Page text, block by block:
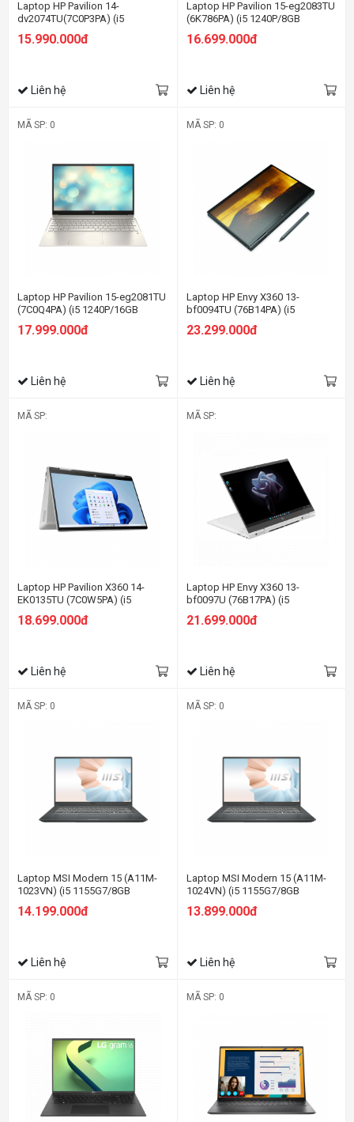
Laptop HP Pavilion 14-
dv2074TU(7C0P3PA) (i5
1235U/8GB RAM/512GB SSD/14
FHD/Win11/Vàng)
15.990.000đ
Liên hệ
Laptop HP Pavilion 15-eg2083TU
(6K786PA) (i5 1240P/8GB
RAM/512GB SSD/15.6
FHD/Win11/Bạc)
16.699.000đ
Liên hệ
MÃ SP: 0
Laptop HP Pavilion 15-eg2081TU
(7C0Q4PA) (i5 1240P/16GB
FHD/Win11/Vàng)
17.999.000đ
Liên hệ
MÃ SP: 0
Laptop HP Envy X360 13-
bf0094TU (76B14PA) (i5
SSD/13.3 QHD Cảm
23.299.000đ
Liên hệ
MÃ SP:
Laptop HP Pavilion X360 14-
EK0135TU (7C0W5PA) (i5
1235U/8GB RAM/512GB SSD/14
FHD Cảm ứng/Bút/Win11/Bạc)
18.699.000đ
Liên hệ
MÃ SP:
Laptop HP Envy X360 13-
bf0097U (76B17PA) (i5
1230U/8GB RAM/512GB
SSD/13.3 QHD Cảm
21.699.000đ
Liên hệ
MÃ SP: 0
Laptop MSI Modern 15 (A11M-
1023VN) (i5 1155G7/8GB
FHD/Win11/ Vỏ nhôm/Xám)
14.199.000đ
Liên hệ
MÃ SP: 0
Laptop MSI Modern 15 (A11M-
1024VN) (i5 1155G7/8GB
FHD/Win10/ Vỏ nhôm/Xám)
13.899.000đ
Liên hệ
MÃ SP: 0 MÃ SP: 0